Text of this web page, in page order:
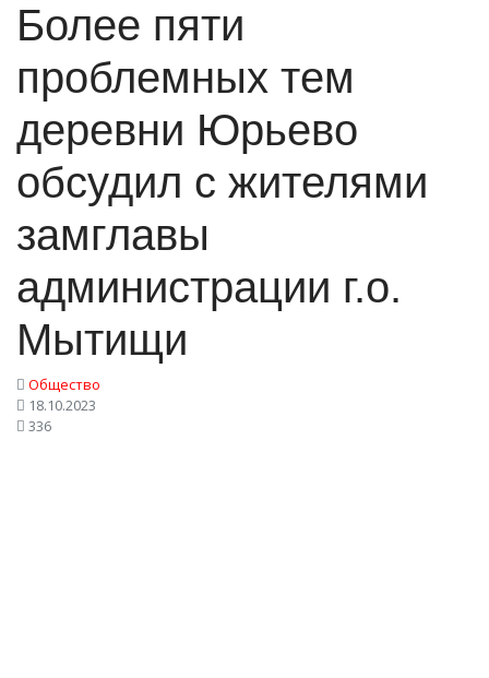
Более пяти
проблемных тем
деревни Юрьево
обсудил с жителями
замглавы
администрации г.о.
Мытищи
Общество
18.10.2023
336